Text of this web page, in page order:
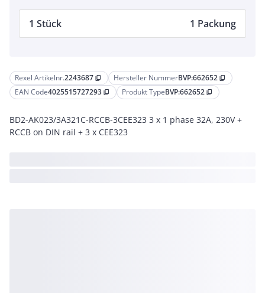
Rexel Artikelnr.2243687 content_copy Hersteller NummerBVP:662652 content_copy
EAN Code4025515727293 content_copy Produkt TypeBVP:662652 content_copy
BD2-AK023/3A321C-RCCB-3CEE323 3 x 1 phase 32A, 230V +
RCCB on DIN rail + 3 x CEE323
1 Stück 1 Packung